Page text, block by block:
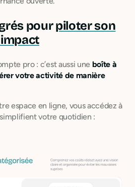
pourpiloter son
pro : c’est aussi une boîte à
votre activité de manière
espace en ligne, vous accédez à
votre quotidien :